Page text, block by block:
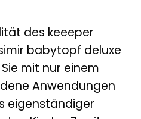
des keeeper
babytopf deluxe
mit nur einem
Anwendungen
eigenständiger